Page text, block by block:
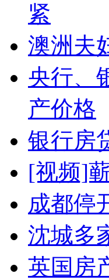
紧
澳洲夫
央行、
产价格
银行房
[视频]
成都停
沈城多
英国房